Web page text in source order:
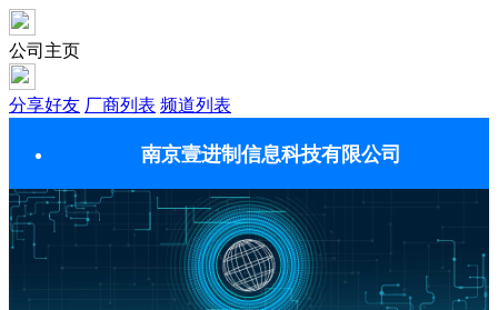
公司主页
分享好友 厂商列表 频道列表
南京壹进制信息科技有限公司